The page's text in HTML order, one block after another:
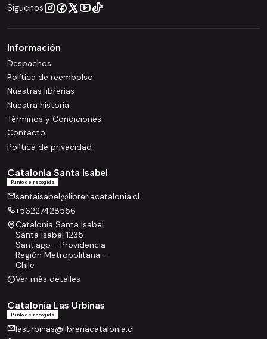
Síguenos
Información
Despachos
Política de reembolso
Nuestras librerías
Nuestra historia
Términos y Condiciones
Contacto
Política de privacidad
Catalonia Santa Isabel
Punto de recogida
santaisabel@libreriacatalonia.cl
+56227428556
Catalonia Santa Isabel
Santa Isabel 1235
Santiago - Providencia
Región Metropolitana -
Chile
Ver más detalles
Catalonia Las Urbinas
Punto de recogida
lasurbinas@libreriacatalonia.cl